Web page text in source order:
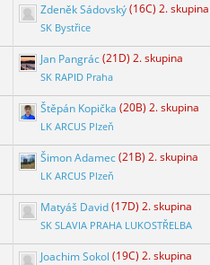
Zdeněk Sádovský(16C) 2. skupina
SK Bystřice
Jan Pangrác(21D) 2. skupina
SK RAPID Praha
Štěpán Kopička (20B) 2. skupina
LK ARCUS Plzeň
Šimon Adamec(21B) 2. skupina
LK ARCUS Plzeň
Matyáš David(17D) 2. skupina
SK SLAVIA PRAHA LUKOSTŘELBA
Joachim Sokol (19C) 2. skupina